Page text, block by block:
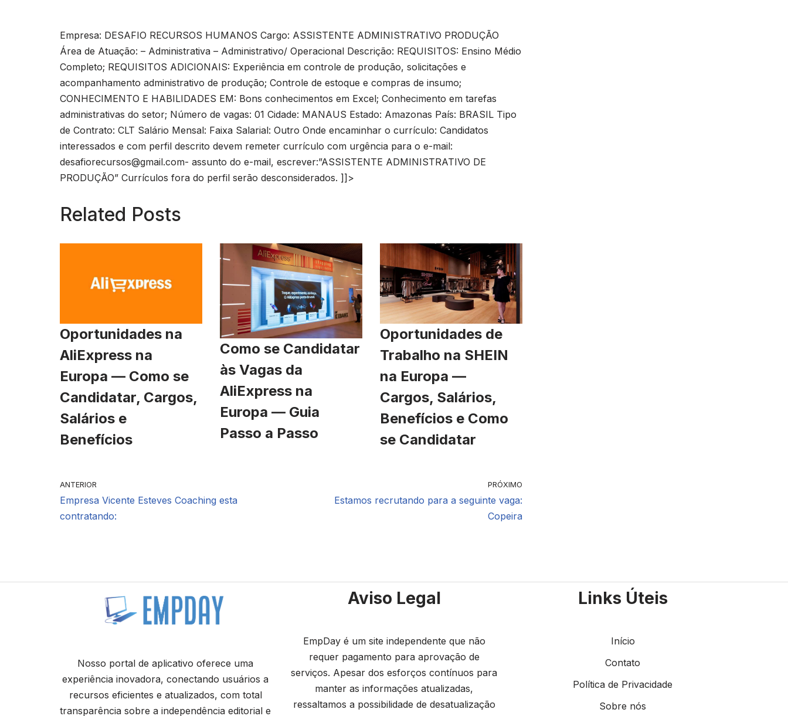
Empresa: DESAFIO RECURSOS HUMANOS Cargo: ASSISTENTE ADMINISTRATIVO PRODUÇÃO
Área de Atuação: – Administrativa – Administrativo/ Operacional Descrição: REQUISITOS: Ensino Médio
Completo; REQUISITOS ADICIONAIS: Experiência em controle de produção, solicitações e
acompanhamento administrativo de produção; Controle de estoque e compras de insumo;
CONHECIMENTO E HABILIDADES EM: Bons conhecimentos em Excel; Conhecimento em tarefas
administrativas do setor; Número de vagas: 01 Cidade: MANAUS Estado: Amazonas País: BRASIL Tipo
de Contrato: CLT Salário Mensal: Faixa Salarial: Outro Onde encaminhar o currículo: Candidatos
interessados e com perfil descrito devem remeter currículo com urgência para o e-mail:
desafiorecursos@gmail.com- assunto do e-mail, escrever:”ASSISTENTE ADMINISTRATIVO DE
PRODUÇÃO” Currículos fora do perfil serão desconsiderados. ]]>
Related Posts
Oportunidades na
AliExpress na
Europa — Como se
Candidatar, Cargos,
Salários e
Benefícios
Como se Candidatar
às Vagas da
AliExpress na
Europa — Guia
Passo a Passo
Oportunidades de
Trabalho na SHEIN
na Europa —
Cargos, Salários,
Benefícios e Como
se Candidatar
ANTERIOR
Empresa Vicente Esteves Coaching esta
contratando:
PRÓXIMO
Estamos recrutando para a seguinte vaga:
Copeira
Nosso portal de aplicativo oferece uma
experiência inovadora, conectando usuários a
recursos eficientes e atualizados, com total
transparência sobre a independência editorial e
Aviso Legal
EmpDay é um site independente que não
requer pagamento para aprovação de
serviços. Apesar dos esforços contínuos para
manter as informações atualizadas,
ressaltamos a possibilidade de desatualização
Links Úteis
Início
Contato
Política de Privacidade
Sobre nós